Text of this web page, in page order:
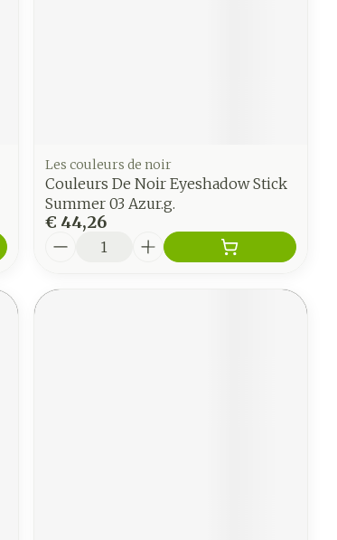
Les couleurs de noir
Couleurs De Noir Eyeshadow Stick
Summer 03 Azur.g.
€ 44,26